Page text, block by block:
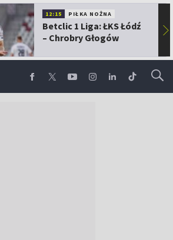
12:15 PIŁKA NOŻNA
Betclic 1 Liga: ŁKS Łódź
– Chrobry Głogów
▶